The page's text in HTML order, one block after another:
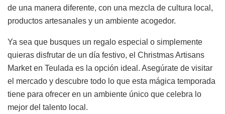
de una manera diferente, con una mezcla de cultura local,
productos artesanales y un ambiente acogedor.
Ya sea que busques un regalo especial o simplemente
quieras disfrutar de un día festivo, el Christmas Artisans
Market en Teulada es la opción ideal. Asegúrate de visitar
el mercado y descubre todo lo que esta mágica temporada
tiene para ofrecer en un ambiente único que celebra lo
mejor del talento local.